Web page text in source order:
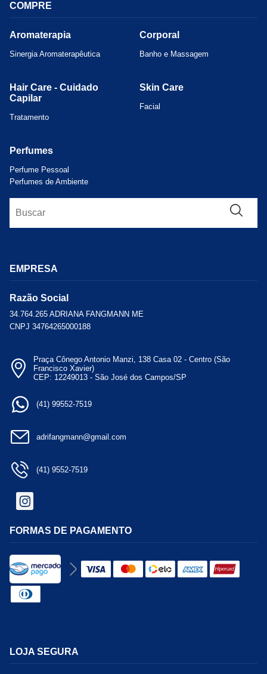
COMPRE
Aromaterapia
Sinergia Aromaterapêutica
Corporal
Banho e Massagem
Hair Care - Cuidado
Capilar
Tratamento
Skin Care
Facial
Perfumes
Perfume Pessoal
Perfumes de Ambiente
EMPRESA
Razão Social
34.764.265 ADRIANA FANGMANN ME
CNPJ 34764265000188
Praça Cônego Antonio Manzi, 138 Casa 02 - Centro (São
Francisco Xavier)
CEP: 12249013 - São José dos Campos/SP
(41) 99552-7519
adrifangmann@gmail.com
(41) 9552-7519
FORMAS DE PAGAMENTO
LOJA SEGURA